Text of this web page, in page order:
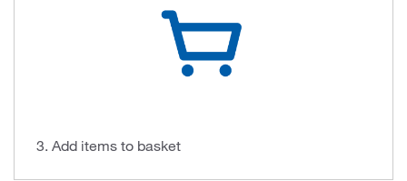
3. Add items to basket